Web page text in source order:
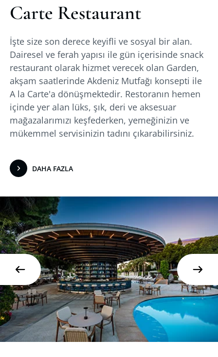
Carte Restaurant
İşte size son derece keyifli ve sosyal bir alan.
Dairesel ve ferah yapısı ile gün içerisinde snack
restaurant olarak hizmet verecek olan Garden,
akşam saatlerinde Akdeniz Mutfağı konsepti ile
A la Carte'a dönüşmektedir. Restoranın hemen
içinde yer alan lüks, şık, deri ve aksesuar
mağazalarımızı keşfederken, yemeğinizin ve
mükemmel servisinizin tadını çıkarabilirsiniz.
DAHA FAZLA